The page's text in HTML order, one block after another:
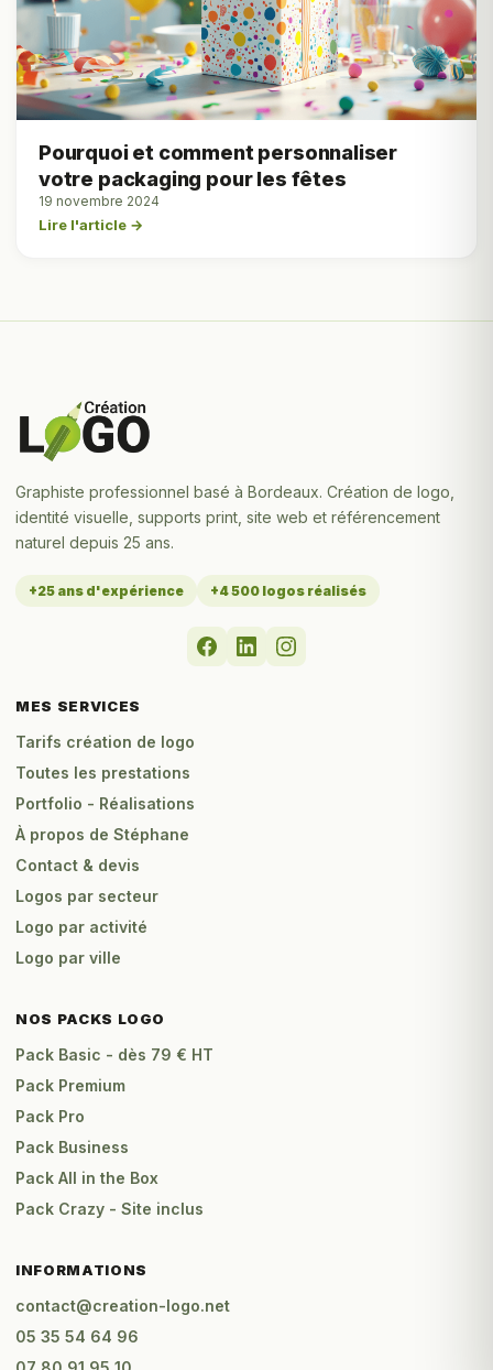
Pourquoi et comment personnaliser
votre packaging pour les fêtes
19 novembre 2024
Lire l'article →
Graphiste professionnel basé à Bordeaux. Création de logo,
identité visuelle, supports print, site web et référencement
naturel depuis 25 ans.
+25 ans d'expérience +4 500 logos réalisés
MES SERVICES
Tarifs création de logo
Toutes les prestations
Portfolio - Réalisations
À propos de Stéphane
Contact & devis
Logos par secteur
Logo par activité
Logo par ville
NOS PACKS LOGO
Pack Basic - dès 79 € HT
Pack Premium
Pack Pro
Pack Business
Pack All in the Box
Pack Crazy - Site inclus
INFORMATIONS
contact@creation-logo.net
05 35 54 64 96